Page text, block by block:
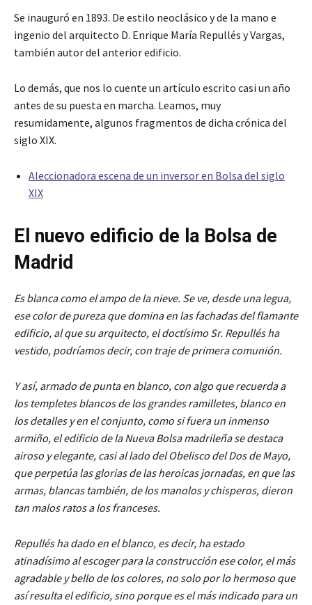
Se inauguró en 1893. De estilo neoclásico y de la mano e
ingenio del arquitecto D. Enrique María Repullés y Vargas,
también autor del anterior edificio.
Lo demás, que nos lo cuente un artículo escrito casi un año
antes de su puesta en marcha. Leamos, muy
resumidamente, algunos fragmentos de dicha crónica del
siglo XIX.
Aleccionadora escena de un inversor en Bolsa del siglo
XIX
El nuevo edificio de la Bolsa de
Madrid
Es blanca como el ampo de la nieve. Se ve, desde una legua,
ese color de pureza que domina en las fachadas del flamante
edificio, al que su arquitecto, el doctísimo Sr. Repullés ha
vestido, podríamos decir, con traje de primera comunión.
Y así, armado de punta en blanco, con algo que recuerda a
los templetes blancos de los grandes ramilletes, blanco en
los detalles y en el conjunto, como si fuera un inmenso
armiño, el edificio de la Nueva Bolsa madrileña se destaca
airoso y elegante, casi al lado del Obelisco del Dos de Mayo,
que perpetúa las glorias de las heroicas jornadas, en que las
armas, blancas también, de los manolos y chisperos, dieron
tan malos ratos a los franceses.
Repullés ha dado en el blanco, es decir, ha estado
atinadísimo al escoger para la construcción ese color, el más
agradable y bello de los colores, no solo por lo hermoso que
así resulta el edificio, sino porque es el más indicado para un